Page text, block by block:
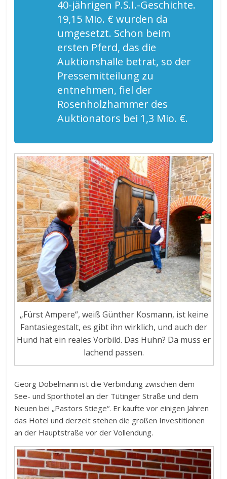
40-jährigen P.S.I.-Geschichte.
19,15 Mio. € wurden da
umgesetzt. Schon beim
ersten Pferd, das die
Auktionshalle betrat, so der
Pressemitteilung zu
entnehmen, fiel der
Rosenholzhammer des
Auktionators bei 1,3 Mio. €.
„Fürst Ampere“, weiß Günther Kosmann, ist keine
Fantasiegestalt, es gibt ihn wirklich, und auch der
Hund hat ein reales Vorbild. Das Huhn? Da muss er
lachend passen.
Georg Dobelmann ist die Verbindung zwischen dem
See- und Sporthotel an der Tütinger Straße und dem
Neuen bei „Pastors Stiege“. Er kaufte vor einigen Jahren
das Hotel und derzeit stehen die großen Investitionen
an der Hauptstraße vor der Vollendung.